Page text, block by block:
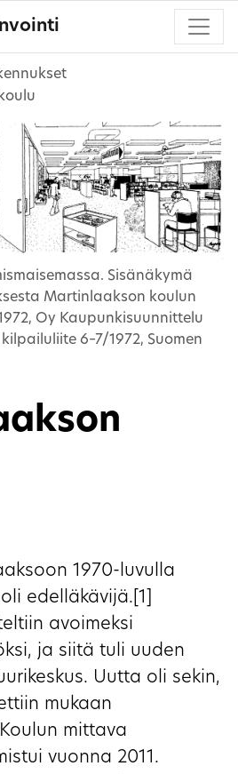
Sisänäkymä
Martinlaakson koulun
Oy Kaupunkisuunnittelu
6–7/1972, Suomen
1970-luvulla
edelläkävijä.[1]
avoimeksi
ja siitä tuli uuden
Uutta oli sekin,
mukaan
mittava
vuonna 2011.